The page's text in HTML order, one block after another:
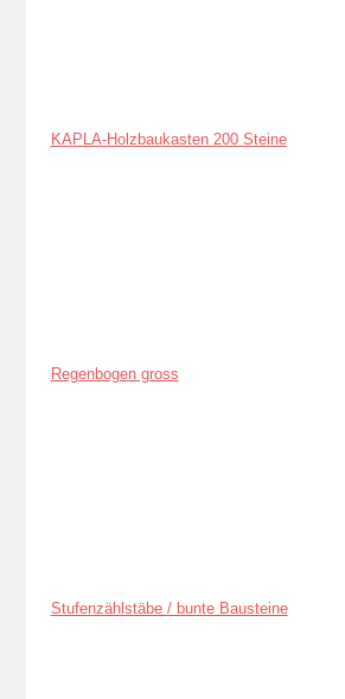
KAPLA-Holzbaukasten 200 Steine
Regenbogen gross
Stufenzählstäbe / bunte Bausteine